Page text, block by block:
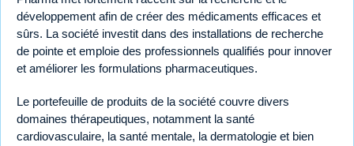
développement afin de créer des médicaments efficaces et
sûrs. La société investit dans des installations de recherche
de pointe et emploie des professionnels qualifiés pour innover
et améliorer les formulations pharmaceutiques.
Le portefeuille de produits de la société couvre divers
domaines thérapeutiques, notamment la santé
cardiovasculaire, la santé mentale, la dermatologie et bien